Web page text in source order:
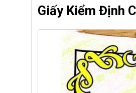
Giấy Kiểm Định